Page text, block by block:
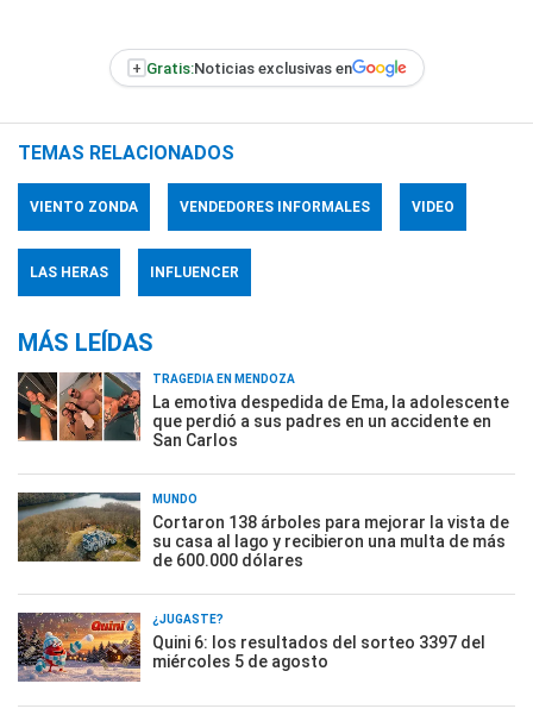
+ Gratis:Noticias exclusivas en
TEMAS RELACIONADOS
VIENTO ZONDA VENDEDORES INFORMALES VIDEO
LAS HERAS INFLUENCER
MÁS LEÍDAS
TRAGEDIA EN MENDOZA
La emotiva despedida de Ema, la adolescente
que perdió a sus padres en un accidente en
San Carlos
MUNDO
Cortaron 138 árboles para mejorar la vista de
su casa al lago y recibieron una multa de más
de 600.000 dólares
¿JUGASTE?
Quini 6: los resultados del sorteo 3397 del
miércoles 5 de agosto